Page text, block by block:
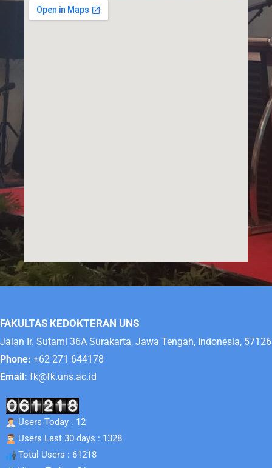
FAKULTAS KEDOKTERAN UNS
Jalan Ir. Sutami 36A Surakarta, Jawa Tengah, Indonesia, 57126
Phone: +62 271 644178
Email: fk@fk.uns.ac.id
Users Today : 12
Users Last 30 days : 1328
Total Users : 61218